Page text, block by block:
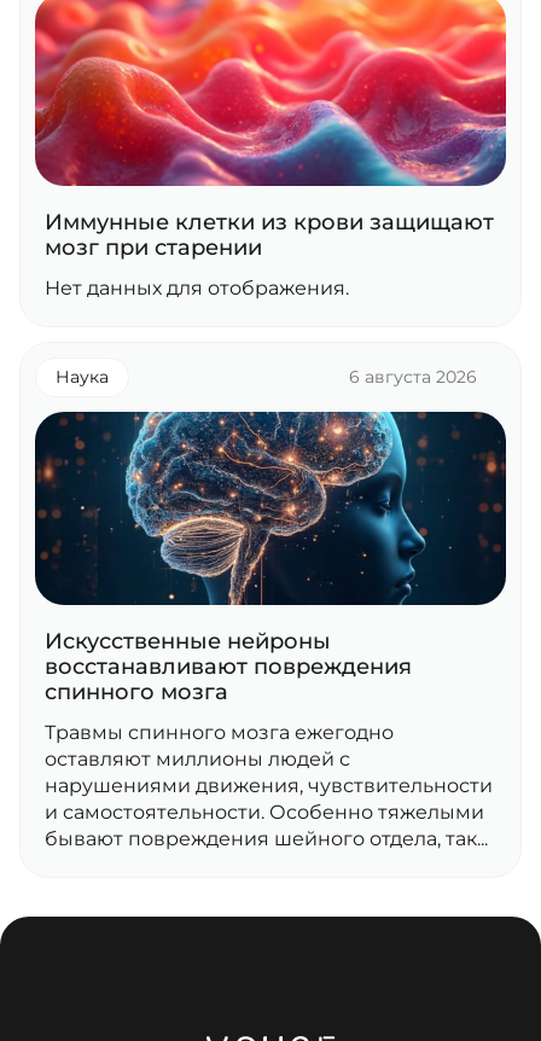
Иммунные клетки из крови защищают
мозг при старении
Нет данных для отображения.
Наука 6 августа 2026
Искусственные нейроны
восстанавливают повреждения
спинного мозга
Травмы спинного мозга ежегодно
оставляют миллионы людей с
нарушениями движения, чувствительности
и самостоятельности. Особенно тяжелыми
бывают повреждения шейного отдела, так...